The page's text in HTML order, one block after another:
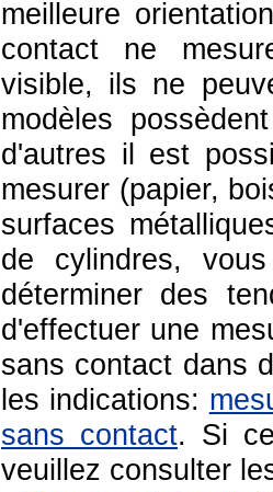
meilleure
contact ne
visible, ils ne
modèles
d'autres il est
mesurer (papier,
surfaces
de cylindres,
déterminer des
d'effectuer une
sans contact dans
les indications:
sans contact. Si
veuillez consulter